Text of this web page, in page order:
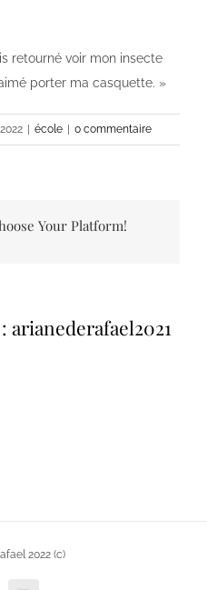
retourné voir mon insecte
porter ma casquette. »
école 0 commentaire
Your Platform!
arianederafael2021
2022 (c)